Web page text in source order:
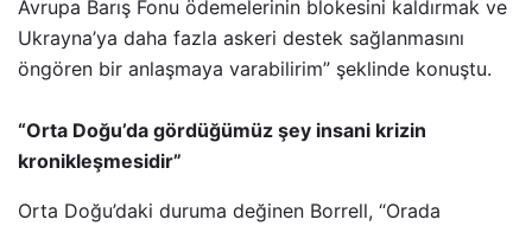
Avrupa Barış Fonu ödemelerinin blokesini kaldırmak ve
Ukrayna’ya daha fazla askeri destek sağlanmasını
öngören bir anlaşmaya varabilirim” şeklinde konuştu.
“Orta Doğu’da gördüğümüz şey insani krizin
kronikleşmesidir”
Orta Doğu’daki duruma değinen Borrell, “Orada